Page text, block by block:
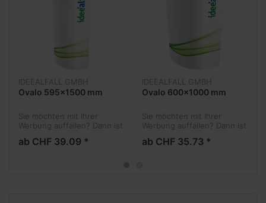
IDEEALFALL GMBH
Ovalo 595x1500 mm
Sie möchten mit Ihrer
Werbung auffallen? Dann ist
persönlichen Gestaltung
ab CHF 39.09 *
IDEEALFALL GMBH
Ovalo 600x1000 mm
Sie möchten mit Ihrer
Werbung auffallen? Dann ist
persönlichen Gestaltung
ab CHF 35.73 *